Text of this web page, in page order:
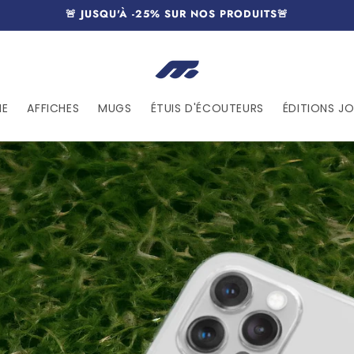
🚨 JUSQU'À -25% SUR NOS PRODUITS🚨
AFFICHES MUGS ÉTUIS D'ÉCOUTEURS ÉDITIONS